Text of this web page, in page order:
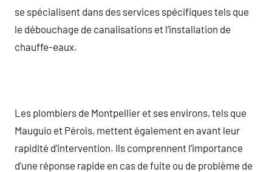
se spécialisent dans des services spécifiques tels que
le débouchage de canalisations et l’installation de
chauffe-eaux.
Les plombiers de Montpellier et ses environs, tels que
Mauguio et Pérols, mettent également en avant leur
rapidité d’intervention. Ils comprennent l’importance
d’une réponse rapide en cas de fuite ou de problème de